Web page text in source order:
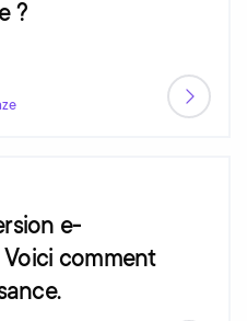
?
e-
comment